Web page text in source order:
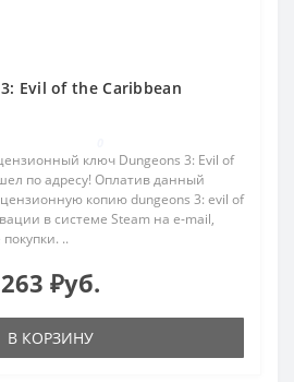
Evil of the Caribbean
ключ Dungeons 3: Evil of
по адресу! Оплатив данный
копию dungeons 3: evil of
в системе Steam на e-mail,
..
263 ₽уб.
В КОРЗИНУ